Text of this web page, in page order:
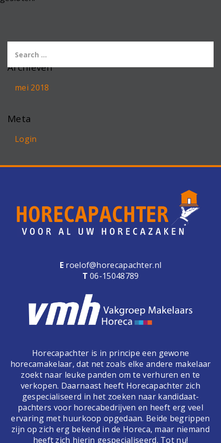
Archieven
mei 2018
Meta
Login
E roelof@horecapachter.nl
T 06-15048789
Horecapachter is in principe een gewone
horecamakelaar, dat net zoals elke andere makelaar
zoekt naar leuke panden om te verhuren en te
verkopen. Daarnaast heeft Horecapachter zich
gespecialiseerd in het zoeken naar kandidaat-
pachters voor horecabedrijven en heeft erg veel
ervaring met huurkoop opgedaan. Beide begrippen
zijn op zich erg bekend in de Horeca, maar niemand
heeft zich hierin gespecialiseerd. Tot nu!